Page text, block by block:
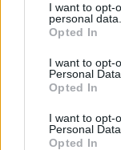
I want to opt-
personal data.
Opted In
I want to opt-
Personal Data.
Opted In
I want to opt-
Personal
Opted In
στην
Σύμφωνα με
κλήθηκε
νοσοκομείο